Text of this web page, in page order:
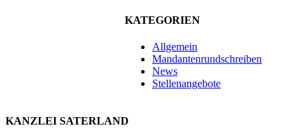
KATEGORIEN
Allgemein
Mandantenrundschreiben
News
Stellenangebote
KANZLEI SATERLAND